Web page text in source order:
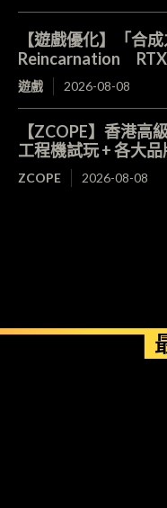
【遊戲優化】「合
Reincarnation
遊戲 2026-08-08
【ZCOPE】香港高
工程機試玩 + 各大
ZCOPE 2026-08-08